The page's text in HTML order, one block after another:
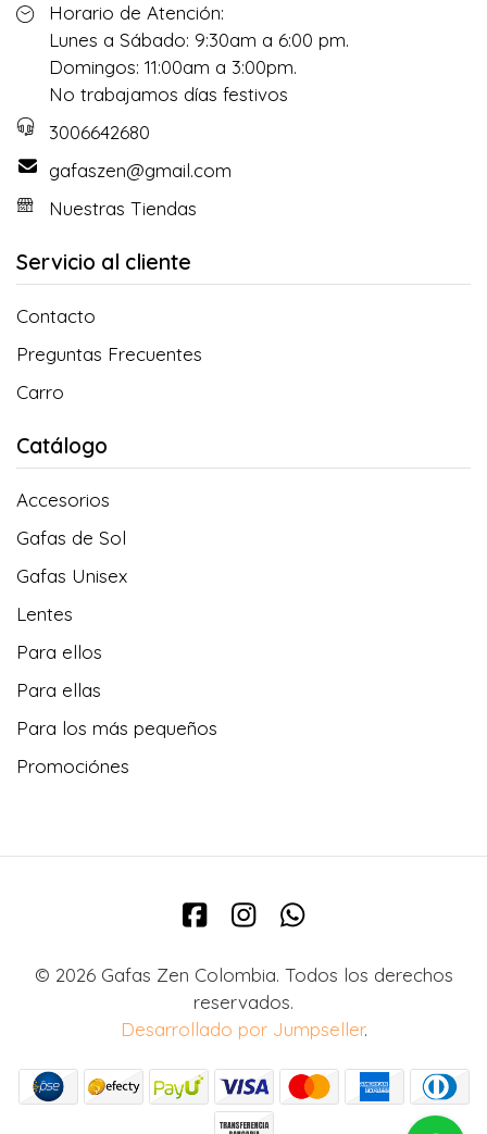
Horario de Atención:
Lunes a Sábado: 9:30am a 6:00 pm.
Domingos: 11:00am a 3:00pm.
No trabajamos días festivos
3006642680
gafaszen@gmail.com
Nuestras Tiendas
Servicio al cliente
Contacto
Preguntas Frecuentes
Carro
Catálogo
Accesorios
Gafas de Sol
Gafas Unisex
Lentes
Para ellos
Para ellas
Para los más pequeños
Promociónes
© 2026 Gafas Zen Colombia. Todos los derechos
reservados.
Desarrollado por Jumpseller.